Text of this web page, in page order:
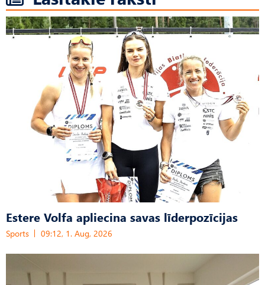
Estere Volfa apliecina savas līderpozīcijas
Sports 09:12, 1. Aug, 2026